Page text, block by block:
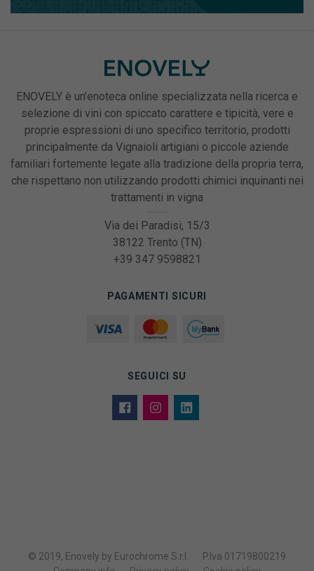
ENOVELY è un’enoteca online specializzata nella ricerca e
selezione di vini con spiccato carattere e tipicità, vere e
proprie espressioni di uno specifico territorio, prodotti
principalmente da Vignaioli artigiani o piccole aziende
familiari fortemente legate alla tradizione della propria terra,
che rispettano non utilizzando prodotti chimici inquinanti nei
trattamenti in vigna
Via dei Paradisi, 15/3
38122 Trento (TN)
+39 347 9598821
PAGAMENTI SICURI
SEGUICI SU
© 2019, Enovely by Eurochrome S.r.l.
P.Iva 01719800219